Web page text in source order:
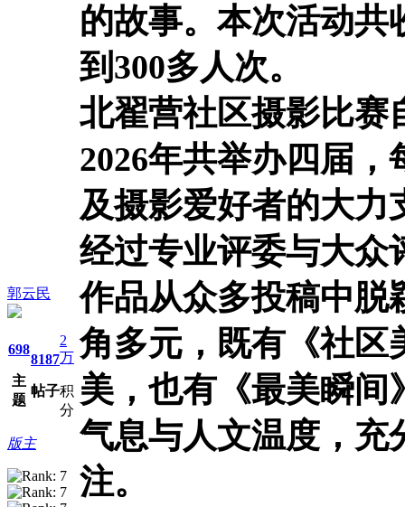
郭云民
698
主
题
8187
帖子
2
万
积
分
版主
的故事。本次活动共
到300多人次。
北翟营社区摄影比赛
2026年共举办四届
及摄影爱好者的大力
经过专业评委与大众
作品从众多投稿中脱
角多元，既有《社区
美，也有《最美瞬间
气息与人文温度，充
注。